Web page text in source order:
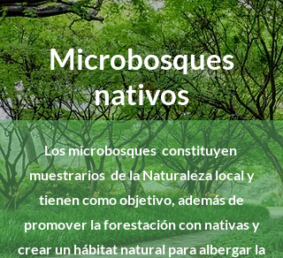
Microbosques
nativos
Los microbosques constituyen
muestrarios de la Naturaleza local y
tienen como objetivo, además de
promover la forestación con nativas y
crear un hábitat natural para albergar la